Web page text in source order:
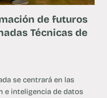
de futuros
Técnicas de
se centrará en las
e inteligencia de datos